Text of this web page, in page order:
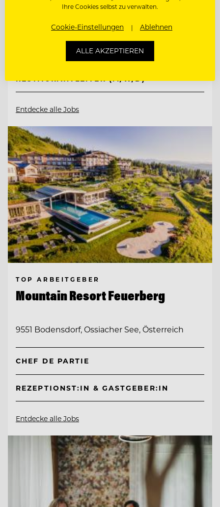
ZAHLKELLNER (M/W/D)
RESTAURANTLEITER (M/W/D)
Entdecke alle Jobs
TOP ARBEITGEBER
Mountain Resort Feuerberg
9551 Bodensdorf, Ossiacher See, Österreich
CHEF DE PARTIE
REZEPTIONST:IN & GASTGEBER:IN
Entdecke alle Jobs
Ihre Cookies selbst zu verwalten.
Cookie-Einstellungen Ablehnen
ALLE AKZEPTIEREN